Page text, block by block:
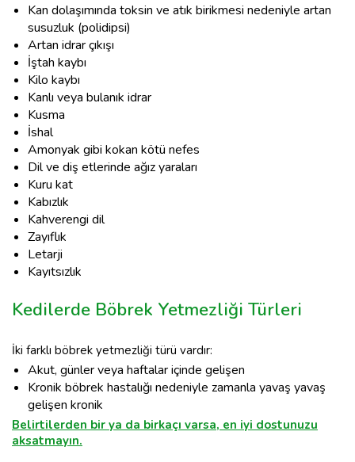
Kan dolaşımında toksin ve atık birikmesi nedeniyle artan
susuzluk (polidipsi)
Artan idrar çıkışı
İştah kaybı
Kilo kaybı
Kanlı veya bulanık idrar
Kusma
İshal
Amonyak gibi kokan kötü nefes
Dil ve diş etlerinde ağız yaraları
Kuru kat
Kabızlık
Kahverengi dil
Zayıflık
Letarji
Kayıtsızlık
Kedilerde Böbrek Yetmezliği Türleri
İki farklı böbrek yetmezliği türü vardır:
Akut, günler veya haftalar içinde gelişen
Kronik böbrek hastalığı nedeniyle zamanla yavaş yavaş
gelişen kronik
Belirtilerden bir ya da birkaçı varsa, en iyi dostunuzu
aksatmayın.